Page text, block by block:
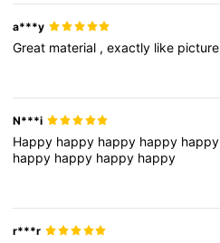
a***y
Great material ,exactly like picture
N***i
Happy happy happy happy happy
happy happy happy happy
r***r